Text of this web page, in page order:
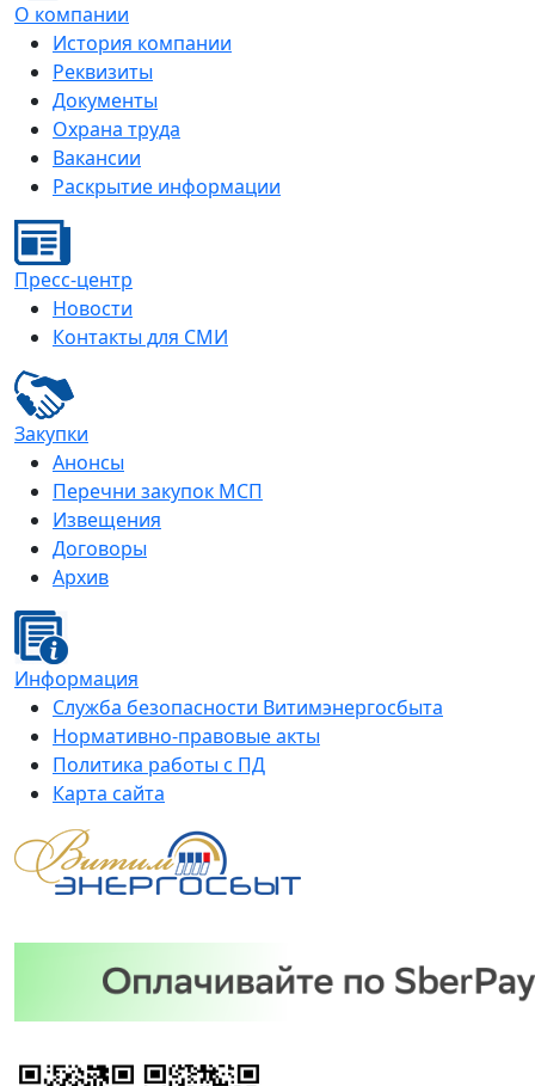
О компании
История компании
Реквизиты
Документы
Охрана труда
Вакансии
Раскрытие информации
Пресс-центр
Новости
Контакты для СМИ
Закупки
Анонсы
Перечни закупок МСП
Извещения
Договоры
Архив
Информация
Служба безопасности Витимэнергосбыта
Нормативно-правовые акты
Политика работы с ПД
Карта сайта